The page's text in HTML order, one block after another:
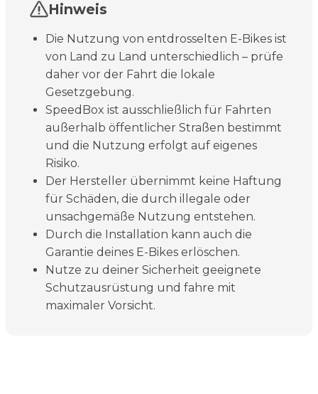
Hinweis
Die Nutzung von entdrosselten E-Bikes ist
von Land zu Land unterschiedlich – prüfe
daher vor der Fahrt die lokale
Gesetzgebung.
SpeedBox ist ausschließlich für Fahrten
außerhalb öffentlicher Straßen bestimmt
und die Nutzung erfolgt auf eigenes
Risiko.
Der Hersteller übernimmt keine Haftung
für Schäden, die durch illegale oder
unsachgemäße Nutzung entstehen.
Durch die Installation kann auch die
Garantie deines E-Bikes erlöschen.
Nutze zu deiner Sicherheit geeignete
Schutzausrüstung und fahre mit
maximaler Vorsicht.